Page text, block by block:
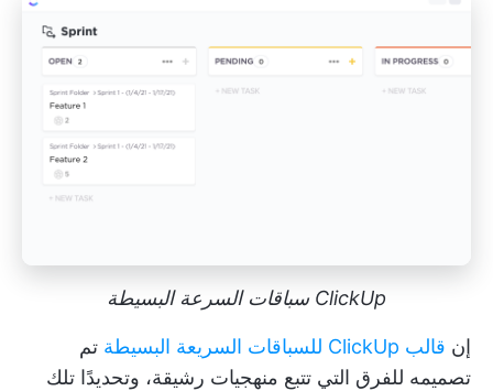
ClickUp سباقات السرعة البسيطة
إن قالب ClickUp للسباقات السريعة البسيطة
تم
تصميمه للفرق التي تتبع منهجيات رشيقة، وتحديدًا تلك